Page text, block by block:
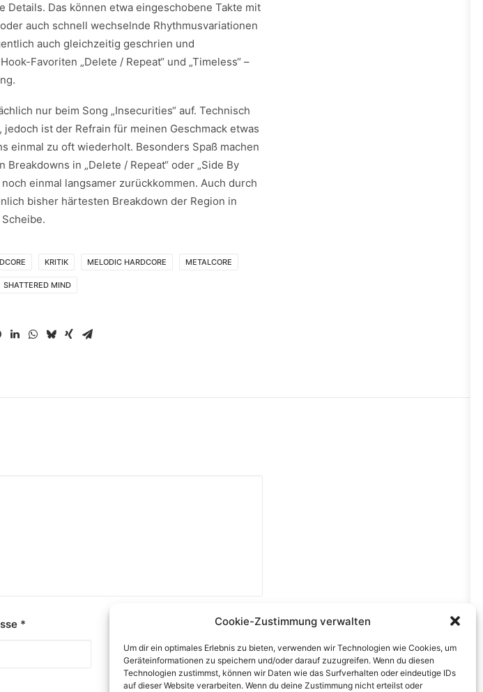
Cookie-Zustimmung verwalten
Um dir ein optimales Erlebnis zu bieten, verwenden wir Technologien wie Cookies, um
Geräteinformationen zu speichern und/oder darauf zuzugreifen. Wenn du diesen
Technologien zustimmst, können wir Daten wie das Surfverhalten oder eindeutige IDs
auf dieser Website verarbeiten. Wenn du deine Zustimmung nicht erteilst oder
Das können etwa eingeschobene Takte mit
auch schnell wechselnde Rhythmusvariationen
auch gleichzeitig geschrien und
Favoriten „Delete / Repeat“ und „Timeless“ –
nur beim Song „Insecurities“ auf. Technisch
ist der Refrain für meinen Geschmack etwas
einmal zu oft wiederholt. Besonders Spaß machen
in „Delete / Repeat“ oder „Side By
einmal langsamer zurückkommen. Auch durch
bisher härtesten Breakdown der Region in
KRITIK MELODIC HARDCORE METALCORE
SHATTERED MIND
*